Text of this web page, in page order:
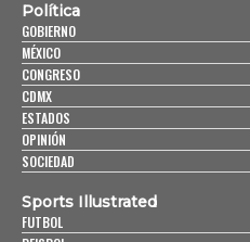
Política
GOBIERNO
MÉXICO
CONGRESO
CDMX
ESTADOS
OPINIÓN
SOCIEDAD
Sports Illustrated
FUTBOL